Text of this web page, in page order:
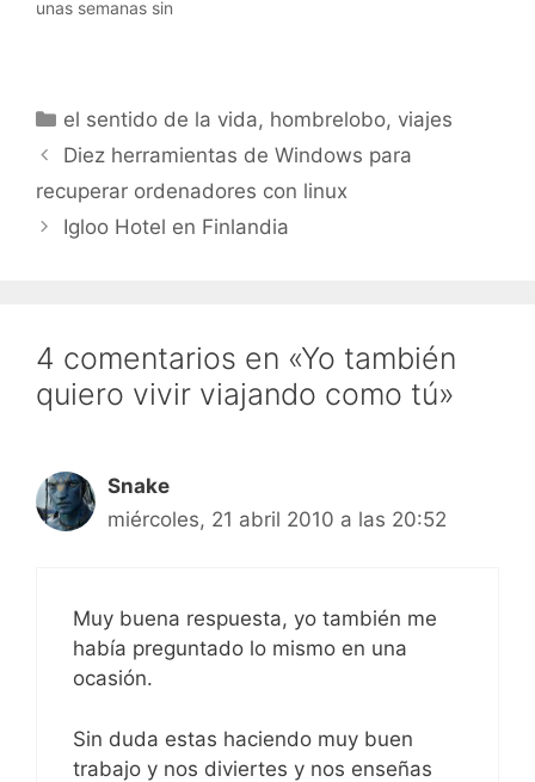
en vuestro móvil. Y…
unas semanas sin
mi casa ... :) Pero
volverán. El blog sigue
con más, a…
Categorías
el sentido de la vida, hombrelobo, viajes
Diez herramientas de Windows para
recuperar ordenadores con linux
Igloo Hotel en Finlandia
4 comentarios en «Yo también
quiero vivir viajando como tú»
Snake
miércoles, 21 abril 2010 a las 20:52
Muy buena respuesta, yo también me
había preguntado lo mismo en una
ocasión.
Sin duda estas haciendo muy buen
trabajo y nos diviertes y nos enseñas